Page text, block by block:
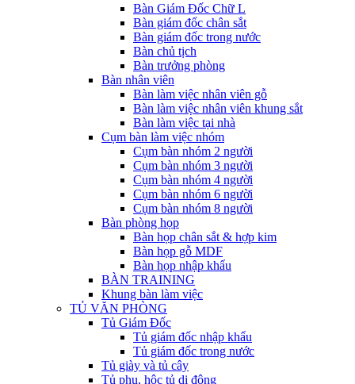
Bàn Giám Đốc Chữ L
Bàn giám đốc chân sắt
Bàn giám đốc trong nước
Bàn chủ tịch
Bàn trưởng phòng
Bàn nhân viên
Bàn làm việc nhân viên gỗ
Bàn làm việc nhân viên khung sắt
Bàn làm việc tại nhà
Cụm bàn làm việc nhóm
Cụm bàn nhóm 2 người
Cụm bàn nhóm 3 người
Cụm bàn nhóm 4 người
Cụm bàn nhóm 6 người
Cụm bàn nhóm 8 người
Bàn phòng họp
Bàn họp chân sắt & hợp kim
Bàn họp gỗ MDF
Bàn họp nhập khẩu
BÀN TRAINING
Khung bàn làm việc
TỦ VĂN PHÒNG
Tủ Giám Đốc
Tủ giám đốc nhập khẩu
Tủ giám đốc trong nước
Tủ giày và tủ cây
Tủ phụ, hộc tủ di động